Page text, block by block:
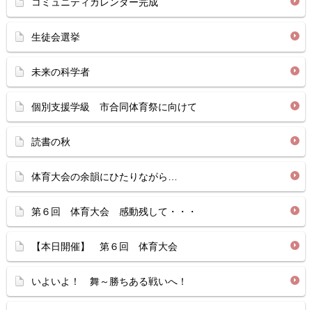
生徒会選挙
未来の科学者
個別支援学級 市合同体育祭に向けて
読書の秋
体育大会の余韻にひたりながら…
第６回 体育大会 感動残して・・・
【本日開催】 第６回 体育大会
いよいよ！ 舞～勝ちある戦いへ！